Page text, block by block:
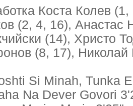
Коста Колев
(2, 4, 16), Анастас
(14), Христо
(8, 17),
Si Minah, Tunka
Na Dever Govori